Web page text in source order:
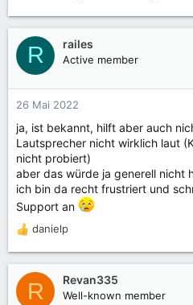
R railes
Active member
26 Mai 2022
ja, ist bekannt, hilft aber auch
Lautsprecher nicht wirklich laut
nicht probiert)
aber das würde ja generell nicht
ich bin da recht frustriert und
Support an
R
e
a
k
t
danielp
R Revan335
Well-known member